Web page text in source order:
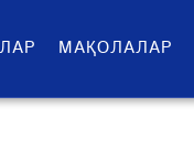
МАҚОЛАЛАР